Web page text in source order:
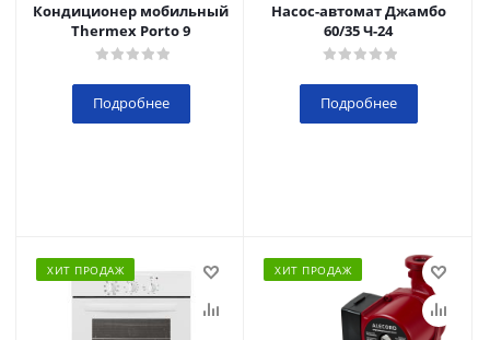
Кондиционер мобильный
Thermex Porto 9
Подробнее
Насос-автомат Джамбо
60/35 Ч-24
Подробнее
ХИТ ПРОДАЖ ХИТ ПРОДАЖ